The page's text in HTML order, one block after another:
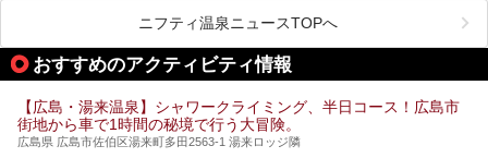
いった個性が魅力の温泉も、どちらも充実している広島県。
今回は、そんな広島県にある温浴施設のなかから、筆者が
「一度訪ねてみたい」と気になっている魅力的な施設を5件
ピックアップして紹介します。
※2021/07/30時点の情報です。
ニフティ温泉ニュースTOPへ
おすすめのアクティビティ情報
【広島・湯来温泉】シャワークライミング、半日コース！広島市
街地から車で1時間の秘境で行う大冒険。
広島県 広島市佐伯区湯来町多田2563-1 湯来ロッジ隣